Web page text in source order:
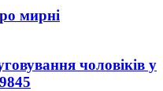
мирні
чоловіків у
9845